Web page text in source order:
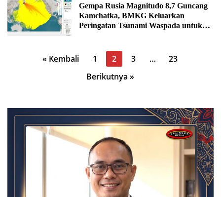
Gempa Rusia Magnitudo 8,7 Guncang
Kamchatka, BMKG Keluarkan
Peringatan Tsunami Waspada untuk
Paginasi« Kembali 1 2 3 …
23
Berikutnya »